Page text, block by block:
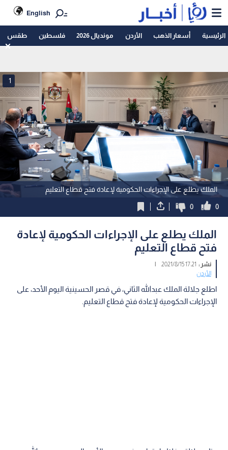
English
الرئيسية أسعار الذهب الأردن مونديال 2026 فلسطين طقس
الملك يطلع على الإجراءات الحكومية لإعادة فتح قطاع التعليم
1
0
0
الملك يطلع على الإجراءات الحكومية لإعادة
فتح قطاع التعليم
نشر : 17:21 2021/8/15
|
الأردن
اطلع جلالة الملك عبدالله الثاني، في قصر الحسينية اليوم الأحد، على
الإجراءات الحكومية لإعادة فتح قطاع التعليم.